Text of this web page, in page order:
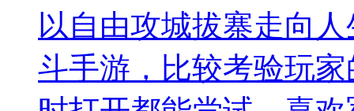
以自由攻城拔寨走向
斗手游，比较考验玩